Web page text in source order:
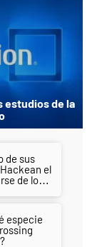
estudios de la
de sus
el
de los
especie